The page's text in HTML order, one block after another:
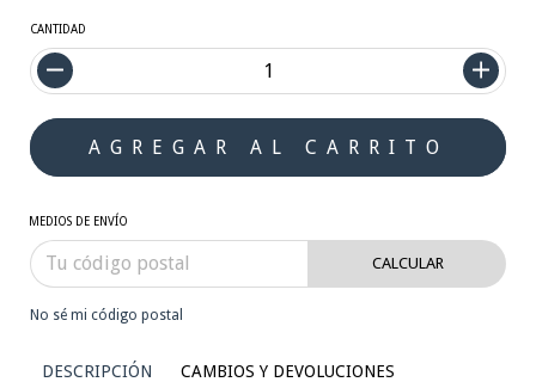
CANTIDAD
MEDIOS DE ENVÍO
CALCULAR
No sé mi código postal
DESCRIPCIÓN CAMBIOS Y DEVOLUCIONES